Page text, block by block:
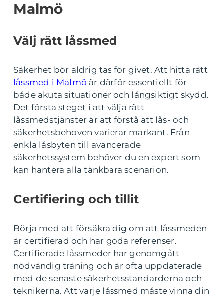
Malmö
Välj rätt låssmed
Säkerhet bör aldrig tas för givet. Att hitta rätt
låssmed i Malmö är därför essentiellt för
både akuta situationer och långsiktigt skydd.
Det första steget i att välja rätt
låssmedstjänster är att förstå att lås- och
säkerhetsbehoven varierar markant. Från
enkla låsbyten till avancerade
säkerhetssystem behöver du en expert som
kan hantera alla tänkbara scenarion.
Certifiering och tillit
Börja med att försäkra dig om att låssmeden
är certifierad och har goda referenser.
Certifierade låssmeder har genomgått
nödvändig träning och är ofta uppdaterade
med de senaste säkerhetsstandarderna och
teknikerna. Att varje låssmed måste vinna din